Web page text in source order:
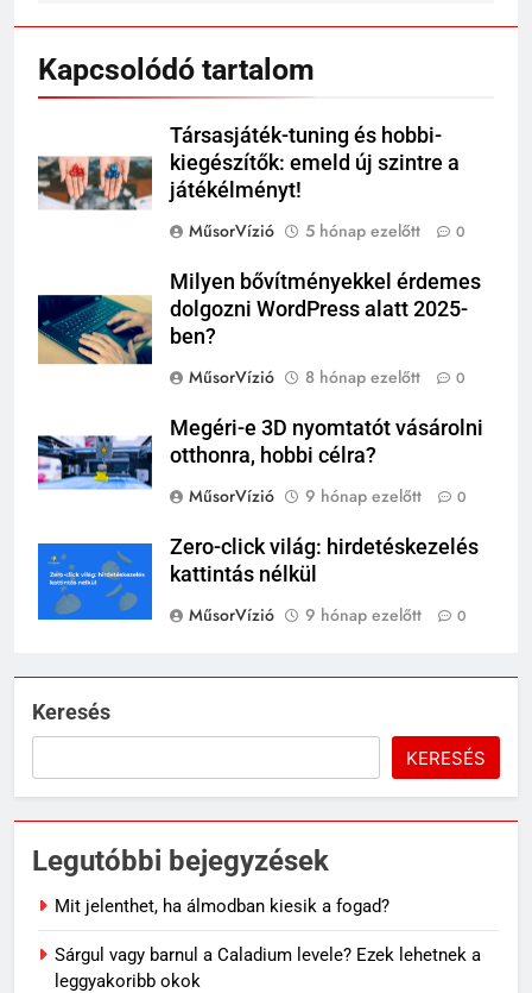
Kapcsolódó tartalom
Társasjáték-tuning és hobbi-
kiegészítők: emeld új szintre a
játékélményt!
MűsorVízió
5 hónap ezelőtt 0
Milyen bővítményekkel érdemes
dolgozni WordPress alatt 2025-
ben?
MűsorVízió
8 hónap ezelőtt 0
Megéri-e 3D nyomtatót vásárolni
otthonra, hobbi célra?
MűsorVízió
9 hónap ezelőtt 0
Zero-click világ: hirdetéskezelés
kattintás nélkül
MűsorVízió
9 hónap ezelőtt 0
Keresés
KERESÉS
Legutóbbi bejegyzések
Mit jelenthet, ha álmodban kiesik a fogad?
Sárgul vagy barnul a Caladium levele? Ezek lehetnek a
leggyakoribb okok